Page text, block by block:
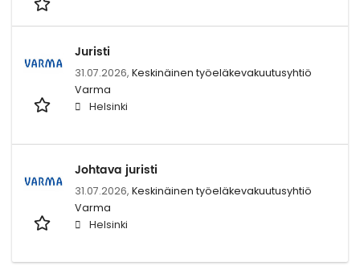
Juristi
31.07.2026, Keskinäinen työeläkevakuutusyhtiö
Varma
Helsinki
Johtava juristi
31.07.2026, Keskinäinen työeläkevakuutusyhtiö
Varma
Helsinki